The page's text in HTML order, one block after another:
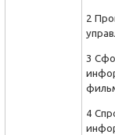
2
3
4